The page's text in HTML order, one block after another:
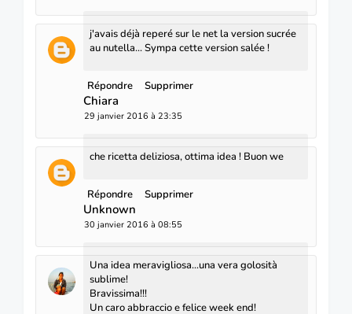
j'avais déjà reperé sur le net la version sucrée
au nutella... Sympa cette version salée !
Répondre Supprimer
Chiara
29 janvier 2016 à 23:35
che ricetta deliziosa, ottima idea ! Buon we
Répondre Supprimer
Unknown
30 janvier 2016 à 08:55
Una idea meravigliosa...una vera golosità
sublime!
Bravissima!!!
Un caro abbraccio e felice week end!